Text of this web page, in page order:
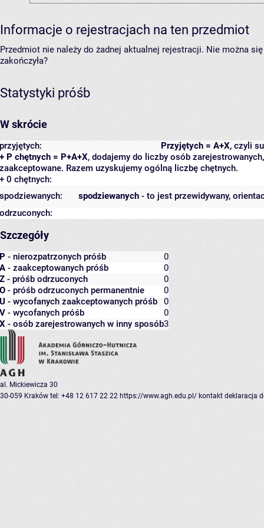
Informacje o rejestracjach na ten przedmiot
Przedmiot nie należy do żadnej aktualnej rejestracji. Nie można
zakończyła?
Statystyki próśb
W skrócie
Przyjętych = A+X, czyli
przyjętych:
+ P chętnych = P+A+X, dodajemy do liczby osób
zaakceptowane. Razem uzyskujemy ogólną liczbę chętnych.
+ 0 chętnych:
spodziewanych - to jest przewidywany,
spodziewanych:
odrzuconych:
Szczegóły
P - nierozpatrzonych próśb
0
A - zaakceptowanych próśb
0
Z - próśb odrzuconych
0
O - próśb odrzuconych permanentnie
0
U - wycofanych zaakceptowanych próśb
0
V - wycofanych próśb
0
X - osób zarejestrowanych w inny sposób3
al. Mickiewicza 30
30-059 Kraków tel: +48 12 617 22 22 https://www.agh.edu.pl/ kontakt deklaracja